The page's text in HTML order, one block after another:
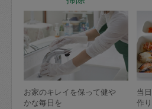
お家のキレイを保って健や
かな毎日を
当
作